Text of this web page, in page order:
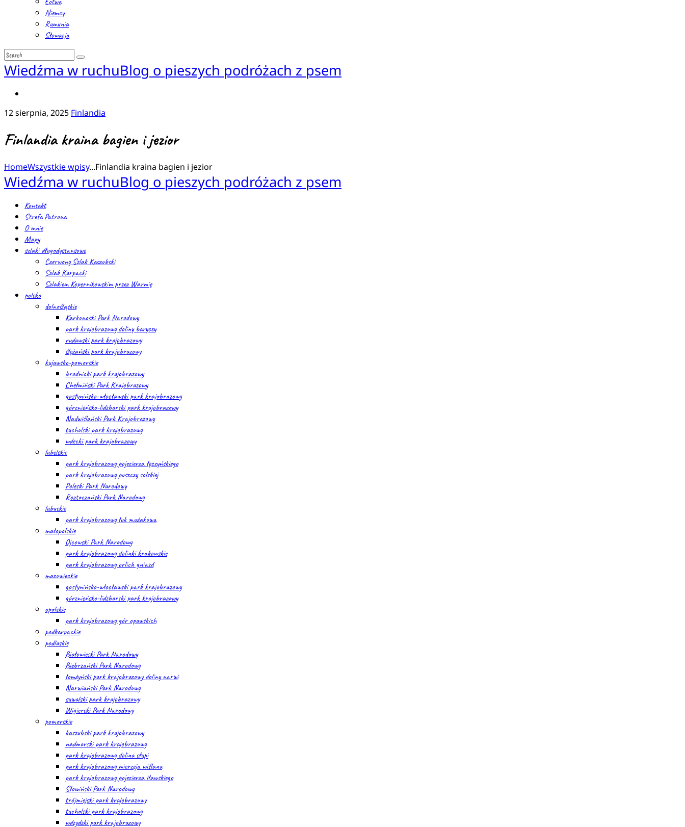
Niemcy
Rumunia
Słowacja
Wiedźma w ruchuBlog o pieszych podróżach z psem
12 sierpnia, 2025 Finlandia
Finlandia kraina bagien i jezior
HomeWszystkie wpisy...Finlandia kraina bagien i jezior
Wiedźma w ruchuBlog o pieszych podróżach z psem
Kontakt
Strefa Patrona
O mnie
Mapy
szlaki długodystansowe
Czerwony Szlak Kaszubski
Szlak Karpacki
Szlakiem Kopernikowskim przez Warmię
polska
dolnośląskie
Karkonoski Park Narodowy
park krajobrazowy doliny baryczy
rudawski park krajobrazowy
ślężański park krajobrazowy
kujawsko-pomorskie
brodnicki park krajobrazowy
Chełmiński Park Krajobrazowy
gostynińsko-włocławski park krajobrazowy
górznieńsko-lidzbarski park krajobrazowy
Nadwiślański Park Krajobrazowy
tucholski park krajobrazowy
wdecki park krajobrazowy
lubelskie
park krajobrazowy pojezierza łęczyńskiego
park krajobrazowy puszczy solskiej
Poleski Park Narodowy
Roztoczański Park Narodowy
lubuskie
park krajobrazowy łuk mużakowa
małopolskie
Ojcowski Park Narodowy
park krajobrazowy dolinki krakowskie
park krajobrazowy orlich gniazd
mazowieckie
gostynińsko-włocławski park krajobrazowy
górznieńsko-lidzbarski park krajobrazowy
opolskie
park krajobrazowy gór opawskich
podkarpackie
podlaskie
Białowieski Park Narodowy
Biebrzański Park Narodowy
łomżyński park krajobrazowy doliny narwi
Narwiański Park Narodowy
suwalski park krajobrazowy
Wigierski Park Narodowy
pomorskie
kaszubski park krajobrazowy
nadmorski park krajobrazowy
park krajobrazowy dolina słupi
park krajobrazowy mierzeja wiślana
park krajobrazowy pojezierza iławskiego
Słowiński Park Narodowy
trójmiejski park krajobrazowy
tucholski park krajobrazowy
wdzydzki park krajobrazowy